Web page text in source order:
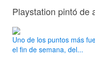
Playstation pintó de
Uno de los puntos más
el fin de semana, del...